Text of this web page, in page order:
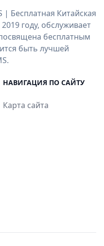
Бесплатная Китайская
году, обслуживает
бесплатным
быть лучшей
НАВИГАЦИЯ ПО САЙТУ
Карта сайта